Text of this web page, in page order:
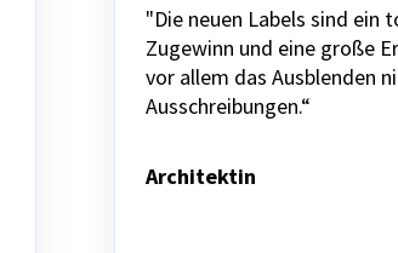
"Die neuen Labels sind ein
Zugewinn und eine große
vor allem das Ausblenden
Ausschreibungen.“
Architektin